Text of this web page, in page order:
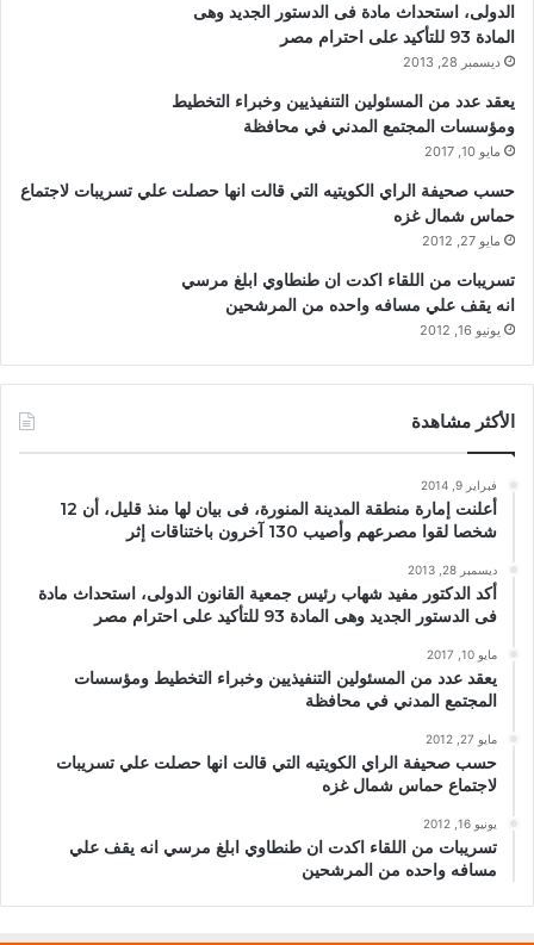
الدولى، استحداث مادة فى الدستور الجديد وهى
المادة 93 للتأكيد على احترام مصر
ديسمبر 28, 2013
يعقد عدد من المسئولين التنفيذيين وخبراء التخطيط
ومؤسسات المجتمع المدني في محافظة
مايو 10, 2017
حسب صحيفة الراي الكويتيه التي قالت انها حصلت علي تسريبات لاجتماع
حماس شمال غزه
مايو 27, 2012
تسريبات من اللقاء اكدت ان طنطاوي ابلغ مرسي
انه يقف علي مسافه واحده من المرشحين
يونيو 16, 2012
الأكثر مشاهدة
فبراير 9, 2014
أعلنت إمارة منطقة المدينة المنورة، فى بيان لها منذ قليل، أن 12
شخصا لقوا مصرعهم وأصيب 130 آخرون باختناقات إثر
ديسمبر 28, 2013
أكد الدكتور مفيد شهاب رئيس جمعية القانون الدولى، استحداث مادة
فى الدستور الجديد وهى المادة 93 للتأكيد على احترام مصر
مايو 10, 2017
يعقد عدد من المسئولين التنفيذيين وخبراء التخطيط ومؤسسات
المجتمع المدني في محافظة
مايو 27, 2012
حسب صحيفة الراي الكويتيه التي قالت انها حصلت علي تسريبات
لاجتماع حماس شمال غزه
يونيو 16, 2012
تسريبات من اللقاء اكدت ان طنطاوي ابلغ مرسي انه يقف علي
مسافه واحده من المرشحين